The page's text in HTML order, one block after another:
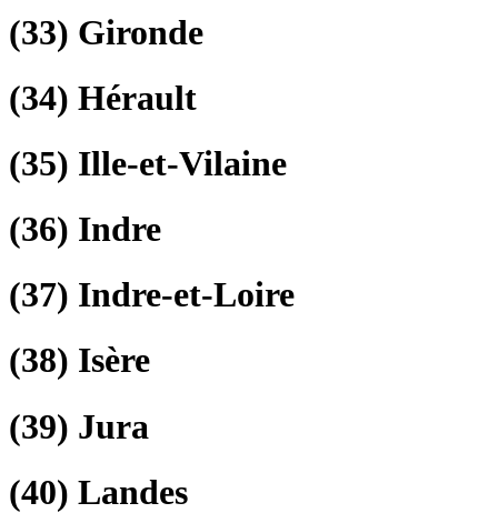
(33) Gironde
(34) Hérault
(35) Ille-et-Vilaine
(36) Indre
(37) Indre-et-Loire
(38) Isère
(39) Jura
(40) Landes